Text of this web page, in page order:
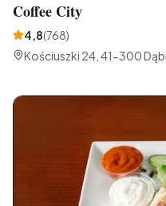
Coffee City
4,8(768)
Kościuszki 24, 41-300